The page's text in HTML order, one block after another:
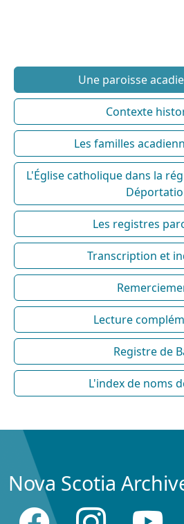
Une paroisse
Contexte
Les familles
L'Église catholique dans la
Les registres
Transcription et
Lecture
Registre de
L'index de noms
Nova Scotia